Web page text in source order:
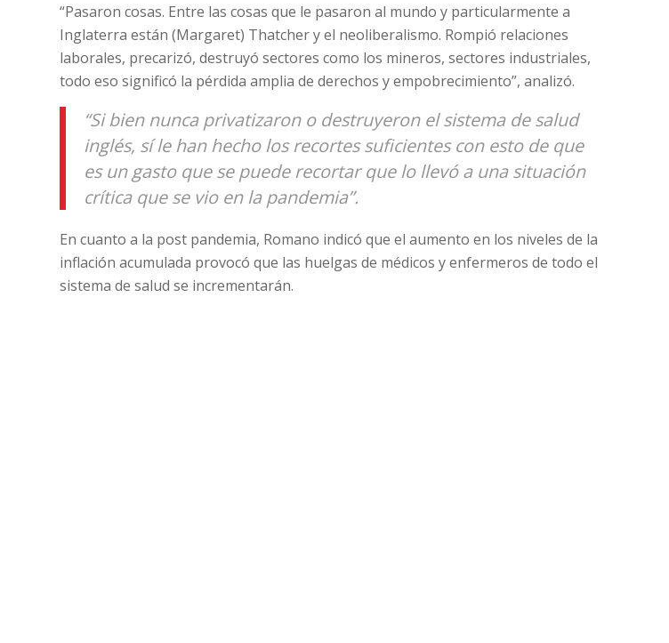
“Pasaron cosas. Entre las cosas que le pasaron al mundo y particularmente a
Inglaterra están (Margaret) Thatcher y el neoliberalismo. Rompió relaciones
laborales, precarizó, destruyó sectores como los mineros, sectores industriales,
todo eso significó la pérdida amplia de derechos y empobrecimiento”, analizó.
“Si bien nunca privatizaron o destruyeron el sistema de salud
inglés, sí le han hecho los recortes suficientes con esto de que
es un gasto que se puede recortar que lo llevó a una situación
crítica que se vio en la pandemia”.
En cuanto a la post pandemia, Romano indicó que el aumento en los niveles de la
inflación acumulada provocó que las huelgas de médicos y enfermeros de todo el
sistema de salud se incrementarán.